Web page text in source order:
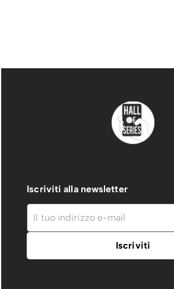
Iscriviti alla newsletter